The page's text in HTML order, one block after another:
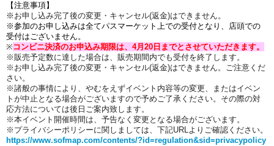
【注意事項】
※ お申し込み完了後の変更・キャンセル(返金)はできません。
※参加のお申し込みは全てパスマーケット上での受付となり、店頭での
受付はございません。
※コンビニ決済のお申込み期限は、4月20 日までとさせていただきます。
※販売予定数に達した場合は、販売期間内でも受付を終了します。
※お申し込み完了後の変更・キャンセル(返金)はできません。ご注意くだ
さい。
※諸般の事情により、やむをえずイベント内容等の変更、またはイベン
トが中止となる場合がございますので予めご了承ください。その際の対
応方法については後日ご案内致します。
※本イベント開催時間は、予告なく変更となる場合がございます。
※プライバシーポリシーに関しましては、下記URLよりご確認ください。
https://www.sofmap.com/contents/?id=regulation&sid=privacypolicy